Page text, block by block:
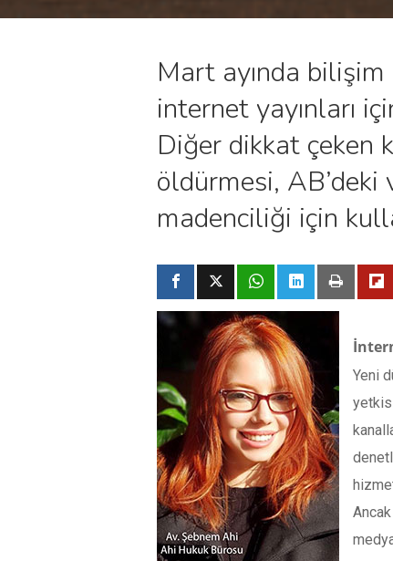
Mart ayında
internet yayınları
Diğer dikkat çeken
öldürmesi,
madenciliği için
Yeni